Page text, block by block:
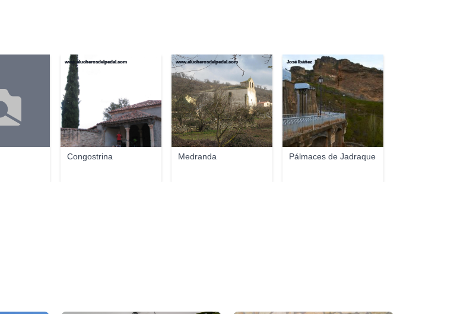
Congostrina
www.alucherosdelpedal.com
Medranda
www.alucherosdelpedal.com
Pálmaces de Jadraque
José Ibáñez